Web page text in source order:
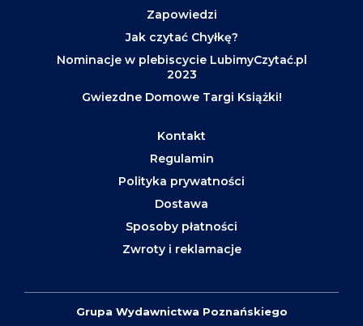
Zapowiedzi
Jak czytać Chyłkę?
Nominacje w plebiscycie LubimyCzytać.pl
2023
Gwiezdne Domowe Targi Książki!
Kontakt
Regulamin
Polityka prywatności
Dostawa
Sposoby płatności
Zwroty i reklamacje
Grupa Wydawnictwa Poznańskiego